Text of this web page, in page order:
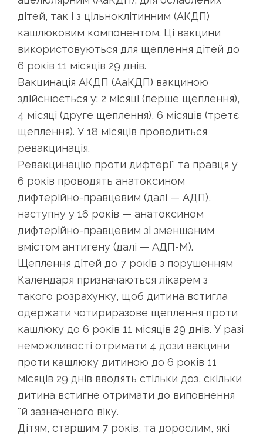
дітей, так і з цільноклітинним (АКДП)
кашлюковим компонентом. Ці вакцини
використовуються для щеплення дітей до
6 років 11 місяців 29 днів.
Вакцинація АКДП (АаКДП) вакциною
здійснюється у: 2 місяці (перше щеплення),
4 місяці (друге щеплення), 6 місяців (третє
щеплення). У 18 місяців проводиться
ревакцинація.
Ревакцинацію проти дифтерії та правця у
6 років проводять анатоксином
дифтерійно-правцевим (далі — АДП),
наступну у 16 років — анатоксином
дифтерійно-правцевим зі зменшеним
вмістом антигену (далі — АДП-М).
Щеплення дітей до 7 років з порушенням
Календаря призначаються лікарем з
такого розрахунку, щоб дитина встигла
одержати чотириразове щеплення проти
кашлюку до 6 років 11 місяців 29 днів. У разі
неможливості отримати 4 дози вакцини
проти кашлюку дитиною до 6 років 11
місяців 29 днів вводять стільки доз, скільки
дитина встигне отримати до виповнення
їй зазначеного віку.
Дітям, старшим 7 років, та дорослим, які